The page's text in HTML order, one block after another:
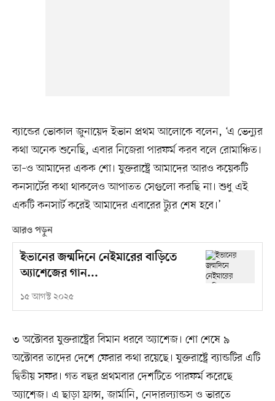
ব্যান্ডের ভোকাল জুনায়েদ ইভান প্রথম আলোকে বলেন, ‘এ ভেন্যুর
কথা অনেক শুনেছি, এবার নিজেরা পারফর্ম করব বলে রোমাঞ্চিত।
তা–ও আমাদের একক শো। যুক্তরাষ্ট্রে আমাদের আরও কয়েকটি
কনসার্টের কথা থাকলেও আপাতত সেগুলো করছি না। শুধু এই
একটি কনসার্ট করেই আমাদের এবারের ট্যুর শেষ হবে।’
আরও পড়ুন
ইভানের জন্মদিনে নেইমারের বাড়িতে
অ্যাশেজের গান...
১৫ আগস্ট ২০২৫
৩ অক্টোবর যুক্তরাষ্ট্রের বিমান ধরবে অ্যাশেজ। শো শেষে ৯
অক্টোবর তাদের দেশে ফেরার কথা রয়েছে। যুক্তরাষ্ট্রে ব্যান্ডটির এটি
দ্বিতীয় সফর। গত বছর প্রথমবার দেশটিতে পারফর্ম করেছে
অ্যাশেজ। এ ছাড়া ফ্রান্স, জার্মানি, নেদারল্যান্ডস ও ভারতে